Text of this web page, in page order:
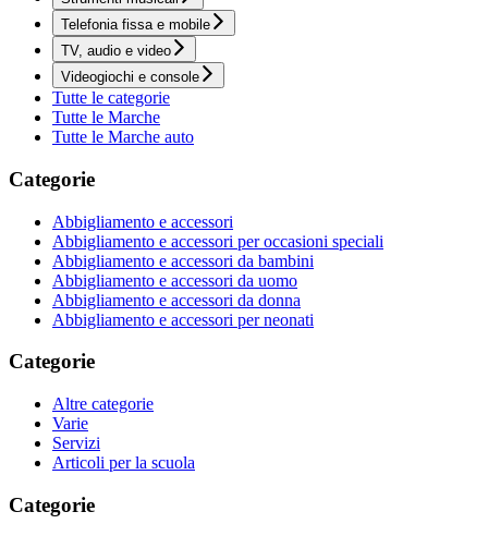
Telefonia fissa e mobile
TV, audio e video
Videogiochi e console
Tutte le categorie
Tutte le Marche
Tutte le Marche auto
Categorie
Abbigliamento e accessori
Abbigliamento e accessori per occasioni speciali
Abbigliamento e accessori da bambini
Abbigliamento e accessori da uomo
Abbigliamento e accessori da donna
Abbigliamento e accessori per neonati
Categorie
Altre categorie
Varie
Servizi
Articoli per la scuola
Categorie